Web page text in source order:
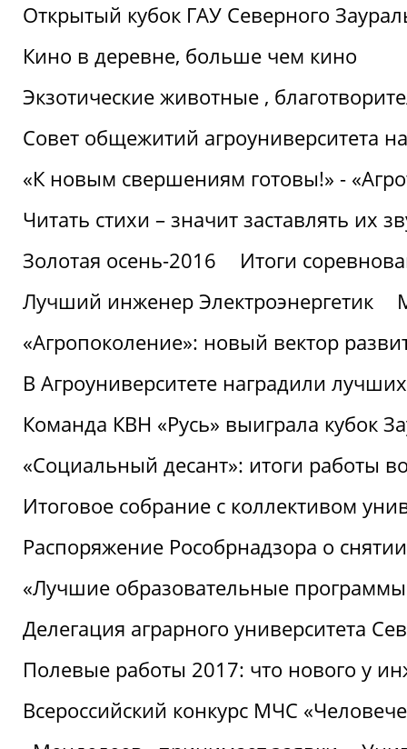
Открытый кубок ГАУ Северного
Кино в деревне, больше чем кино
Экзотические животные ,
Совет общежитий агроуниверситета
«К новым свершениям готовы!» -
Читать стихи – значит заставлять их
Золотая осень-2016
Итоги
Лучший инженер Электроэнергетик
«Агропоколение»: новый вектор
В Агроуниверситете наградили
Команда КВН «Русь» выиграла кубок
«Социальный десант»: итоги работы
Итоговое собрание с коллективом
Распоряжение Рособрнадзора о
«Лучшие образовательные
Делегация аграрного университета
Полевые работы 2017: что нового у
Всероссийский конкурс МЧС